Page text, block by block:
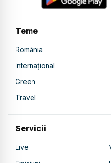
Teme
România
Internațional
Green
Travel
Servicii
Live